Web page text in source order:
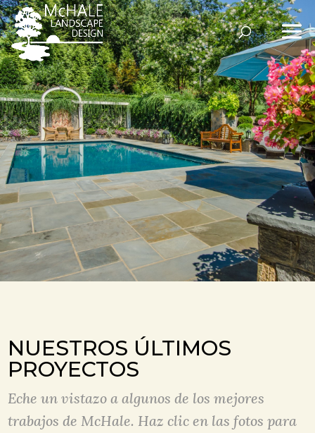
NUESTROS ÚLTIMOS
PROYECTOS
Eche un vistazo a algunos de los mejores
trabajos de McHale. Haz clic en las fotos para